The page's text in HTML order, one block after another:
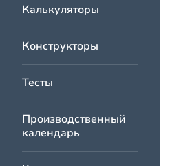
Калькуляторы
Конструкторы
Тесты
Производственный
календарь